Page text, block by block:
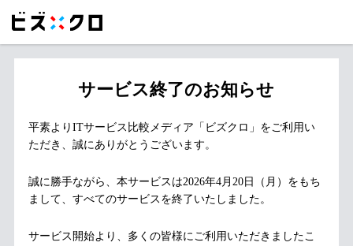
サービス終了のお知らせ
平素よりITサービス比較メディア「ビズクロ」をご利用い
ただき、誠にありがとうございます。
誠に勝手ながら、本サービスは2026年4月20日（月）をもち
まして、すべてのサービスを終了いたしました。
サービス開始より、多くの皆様にご利用いただきましたこ